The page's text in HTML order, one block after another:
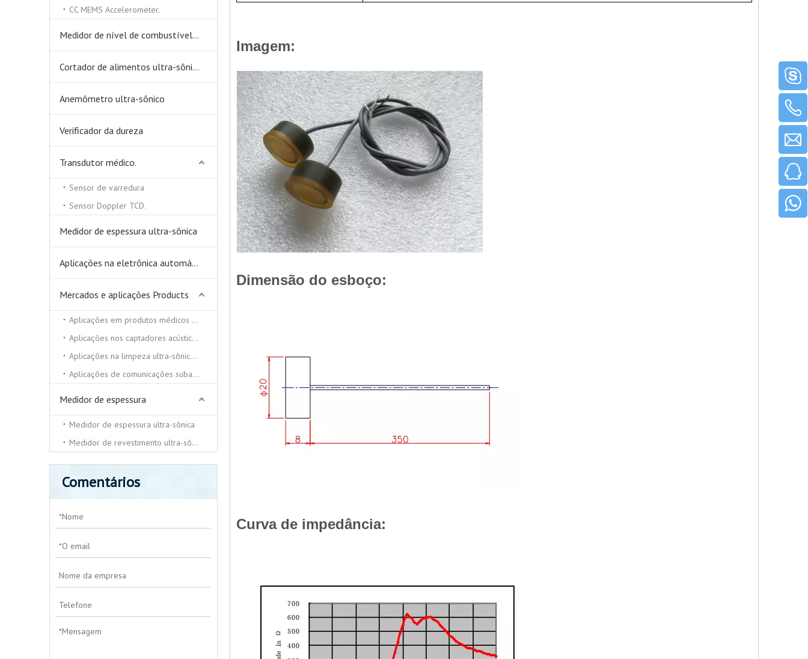
CC MEMS Accelerometer.
Medidor de nível de combustível ultra-sônico
Cortador de alimentos ultra-sônicos
Anemômetro ultra-sônico
Verificador da dureza
Transdutor médico.
Sensor de varredura
Sensor Doppler TCD.
Medidor de espessura ultra-sônica
Aplicações na eletrônica automática
Mercados e aplicações Products
Aplicações em produtos médicos e de beleza
Aplicações nos captadores acústicos
Aplicações na limpeza ultra-sônica e soldador ultra-sônico
Aplicações de comunicações subaquáticas
Medidor de espessura
Medidor de espessura ultra-sônica
Medidor de revestimento ultra-sônico
Comentários
Imagem:
Dimensão do esboço:
Curva de impedância: